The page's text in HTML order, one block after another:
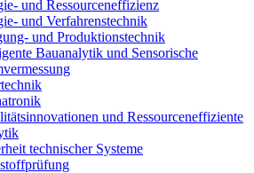
und Ressourceneffizienz
und Verfahrenstechnik
und Produktionstechnik
Bauanalytik und Sensorische
und Ressourceneffiziente
technischer Systeme